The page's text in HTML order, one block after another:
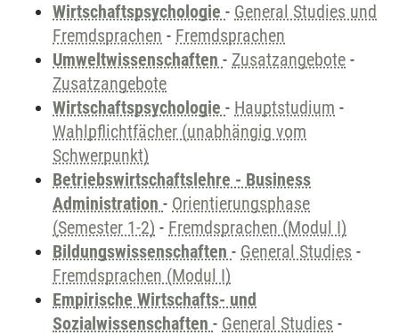
Wirtschaftspsychologie - General Studies und
Fremdsprachen - Fremdsprachen
Umweltwissenschaften - Zusatzangebote -
Zusatzangebote
Wirtschaftspsychologie - Hauptstudium -
Wahlpflichtfächer (unabhängig vom
Schwerpunkt)
Betriebswirtschaftslehre - Business
Administration - Orientierungsphase
(Semester 1-2) - Fremdsprachen (Modul I)
Bildungswissenschaften - General Studies -
Fremdsprachen (Modul I)
Empirische Wirtschafts- und
Sozialwissenschaften - General Studies -